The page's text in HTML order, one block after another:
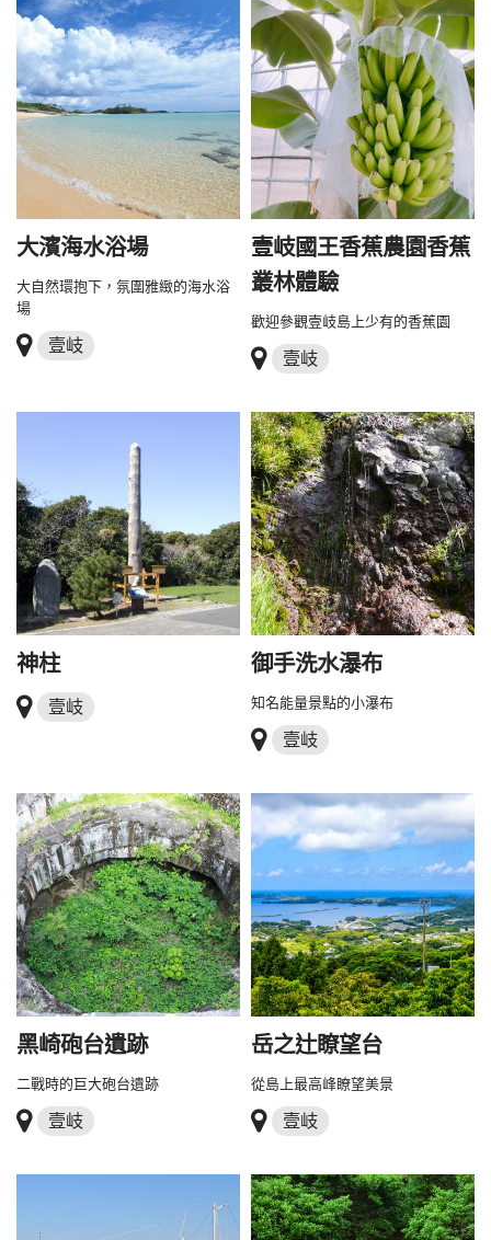
大濱海水浴場
大自然環抱下，氛圍雅緻的海水浴
場
壹岐
壹岐國王香蕉農園香蕉
叢林體驗
歡迎參觀壹岐島上少有的香蕉園
壹岐
神柱
壹岐
御手洗水瀑布
知名能量景點的小瀑布
壹岐
黑崎砲台遺跡
二戰時的巨大砲台遺跡
壹岐
岳之辻瞭望台
從島上最高峰瞭望美景
壹岐